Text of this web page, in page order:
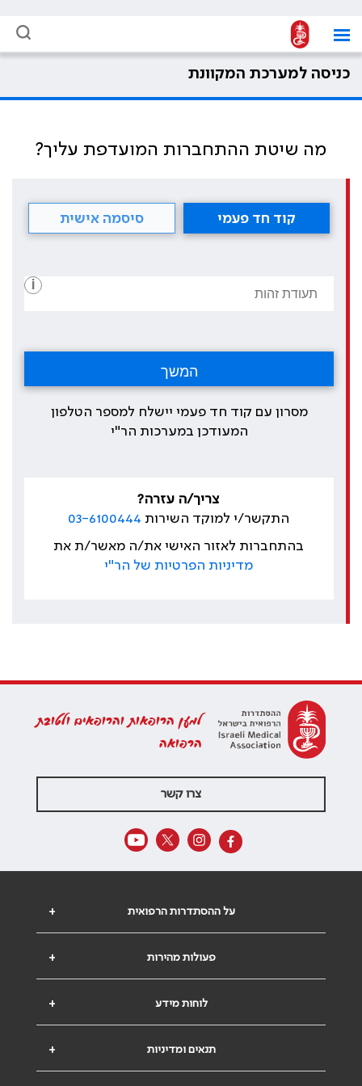
כניסה למערכת המקוונת
מה שיטת ההתחברות המועדפת עליך?
קוד חד פעמי סיסמה אישית
i
מסרון עם קוד חד פעמי יישלח למספר הטלפון
המעודכן במערכות הר"י
צריך/ה עזרה?
התקשר/י למוקד השירות 03-6100444
בהתחברות לאזור האישי את/ה מאשר/ת את
מדיניות הפרטיות של הר"י
למען הרופאות והרופאים ולטובת
הרפואה
צרו קשר
+ על ההסתדרות הרפואית
+ פעולות מהירות
+ לוחות מידע
+ תנאים ומדיניות